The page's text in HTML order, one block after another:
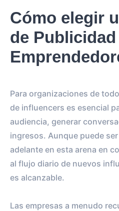
Cómo elegir
de
Para organizaciones de
de influencers es esencial
audiencia, generar
ingresos. Aunque puede
adelante en esta arena en
al flujo diario de nuevos
es alcanzable.
Las empresas a menudo